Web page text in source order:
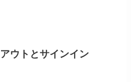
ウトとサインイン